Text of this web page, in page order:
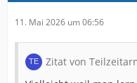
11. Mai 2026 um 06:56
Zitat von